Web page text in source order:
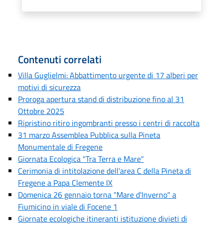
Contenuti correlati
Villa Guglielmi: Abbattimento urgente di 17 alberi per
motivi di sicurezza
Proroga apertura stand di distribuzione fino al 31
Ottobre 2025
Ripristino ritiro ingombranti presso i centri di raccolta
31 marzo Assemblea Pubblica sulla Pineta
Monumentale di Fregene
Giornata Ecologica "Tra Terra e Mare"
Cerimonia di intitolazione dell'area C della Pineta di
Fregene a Papa Clemente IX
Domenica 26 gennaio torna "Mare d'Inverno" a
Fiumicino in viale di Focene 1
Giornate ecologiche itineranti istituzione divieti di